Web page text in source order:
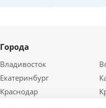
Города
Владивосток
Екатеринбург
Краснодар